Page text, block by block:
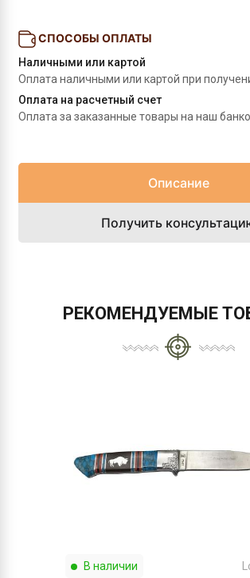
СПОСОБЫ ОПЛАТЫ
Наличными или картой
Оплата наличными или картой при
Оплата на расчетный счет
Оплата за заказанные товары на наш
Описание
Получить
РЕКОМЕНДУЕМЫЕ
В наличии